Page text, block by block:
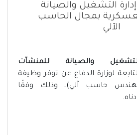
التشغيل والصيانة
بمجال الحاسب
الآلي
والصيانة للمنشآت
لوزارة الدفاع عن توفر وظيفة
حاسب آلي)، وذلك وفقًا